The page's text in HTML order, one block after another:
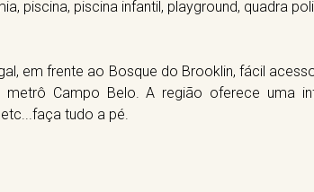
piscina, piscina infantil, playground, quadra
em frente ao Bosque do Brooklin, fácil
Campo Belo. A região oferece uma
tudo a pé.